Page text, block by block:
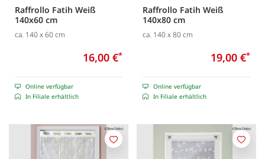
Raffrollo Fatih Weiß
140x60 cm
ca. 140 x 60 cm
16,00 €*
Online verfügbar
In Filiale erhältlich
Raffrollo Fatih Weiß
140x80 cm
ca. 140 x 80 cm
19,00 €*
Online verfügbar
In Filiale erhältlich
Merken